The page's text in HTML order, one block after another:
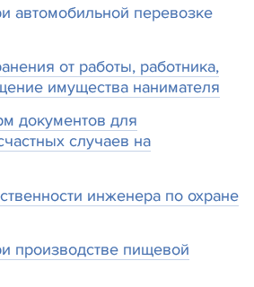
автомобильной перевозке
от работы, работника,
имущества нанимателя
документов для
случаев на
инженера по охране
производстве пищевой